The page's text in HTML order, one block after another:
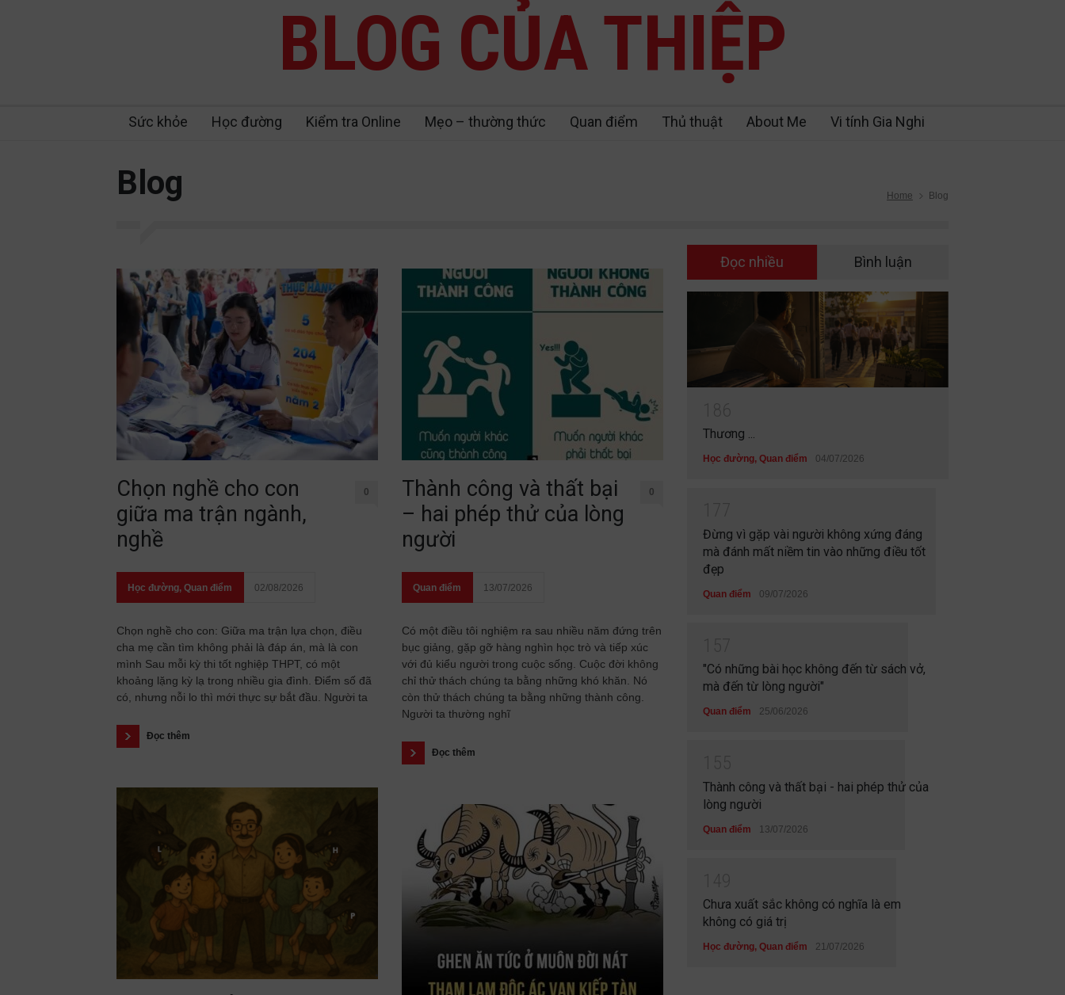
BLOG CỦA THIỆP
Sức khỏe Học đường Kiểm tra Online Mẹo – thường thức Quan điểm Thủ thuật About Me Vi tính Gia Nghi
Blog Home Blog
Chọn nghề cho con
giữa ma trận ngành,
nghề
0
Học đường, Quan điểm 02/08/2026
Chọn nghề cho con: Giữa ma trận lựa chọn, điều
cha mẹ cần tìm không phải là đáp án, mà là con
mình Sau mỗi kỳ thi tốt nghiệp THPT, có một
khoảng lặng kỳ lạ trong nhiều gia đình. Điểm số đã
có, nhưng nỗi lo thì mới thực sự bắt đầu. Người ta
Đọc thêm
Thành công và thất bại
– hai phép thử của lòng
người
0
Quan điểm 13/07/2026
Có một điều tôi nghiệm ra sau nhiều năm đứng trên
bục giảng, gặp gỡ hàng nghìn học trò và tiếp xúc
với đủ kiểu người trong cuộc sống. Cuộc đời không
chỉ thử thách chúng ta bằng những khó khăn. Nó
còn thử thách chúng ta bằng những thành công.
Người ta thường nghĩ
Đọc thêm
Đọc nhiều Bình luận
Thương ...
Học đường, Quan điểm 04/07/2026
Đừng vì gặp vài người không xứng đáng
mà đánh mất niềm tin vào những điều tốt
đẹp
Quan điểm 09/07/2026
"Có những bài học không đến từ sách vở,
mà đến từ lòng người"
Quan điểm 25/06/2026
Thành công và thất bại - hai phép thử của
lòng người
Quan điểm 13/07/2026
Chưa xuất sắc không có nghĩa là em
không có giá trị
Học đường, Quan điểm 21/07/2026